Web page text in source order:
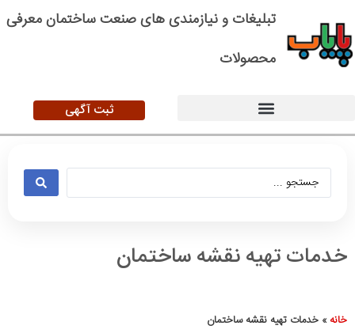
تبلیغات و نیازمندی های صنعت ساختمان معرفی
محصولات
ثبت آگهی
خدمات تهیه نقشه ساختمان
خانه» خدمات تهیه نقشه ساختمان